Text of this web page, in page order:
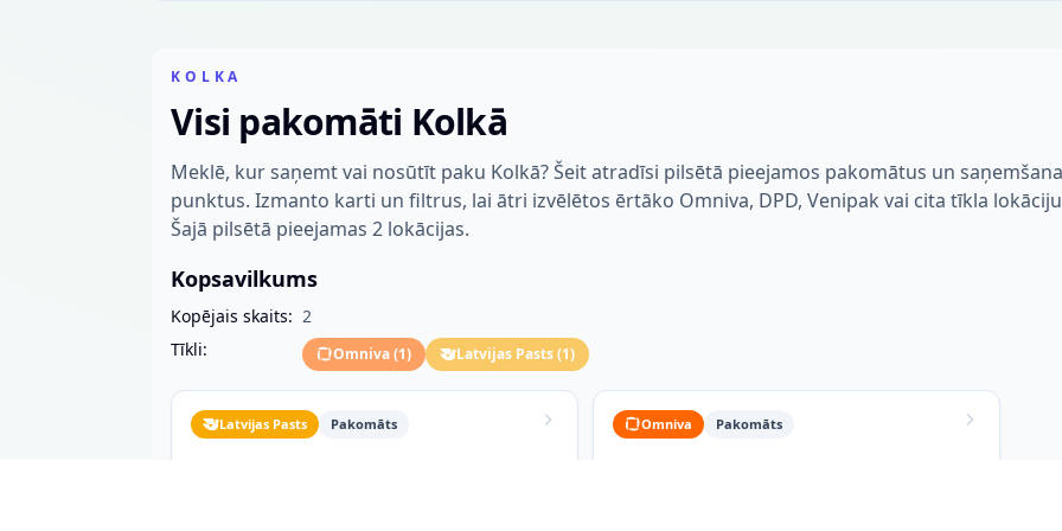
KOLKA
Visi pakomāti Kolkā
Meklē, kur saņemt vai nosūtīt paku Kolkā? Šeit atradīsi pilsētā pieejamos pakomātus un
punktus. Izmanto karti un filtrus, lai ātri izvēlētos ērtāko Omniva, DPD, Venipak vai cita tīkla
Šajā pilsētā pieejamas 2 lokācijas.
Kopsavilkums
Kopējais skaits: 2
Tīkli:
Omniva(1) Latvijas Pasts(1)
Latvijas Pasts Pakomāts Omniva Pakomāts